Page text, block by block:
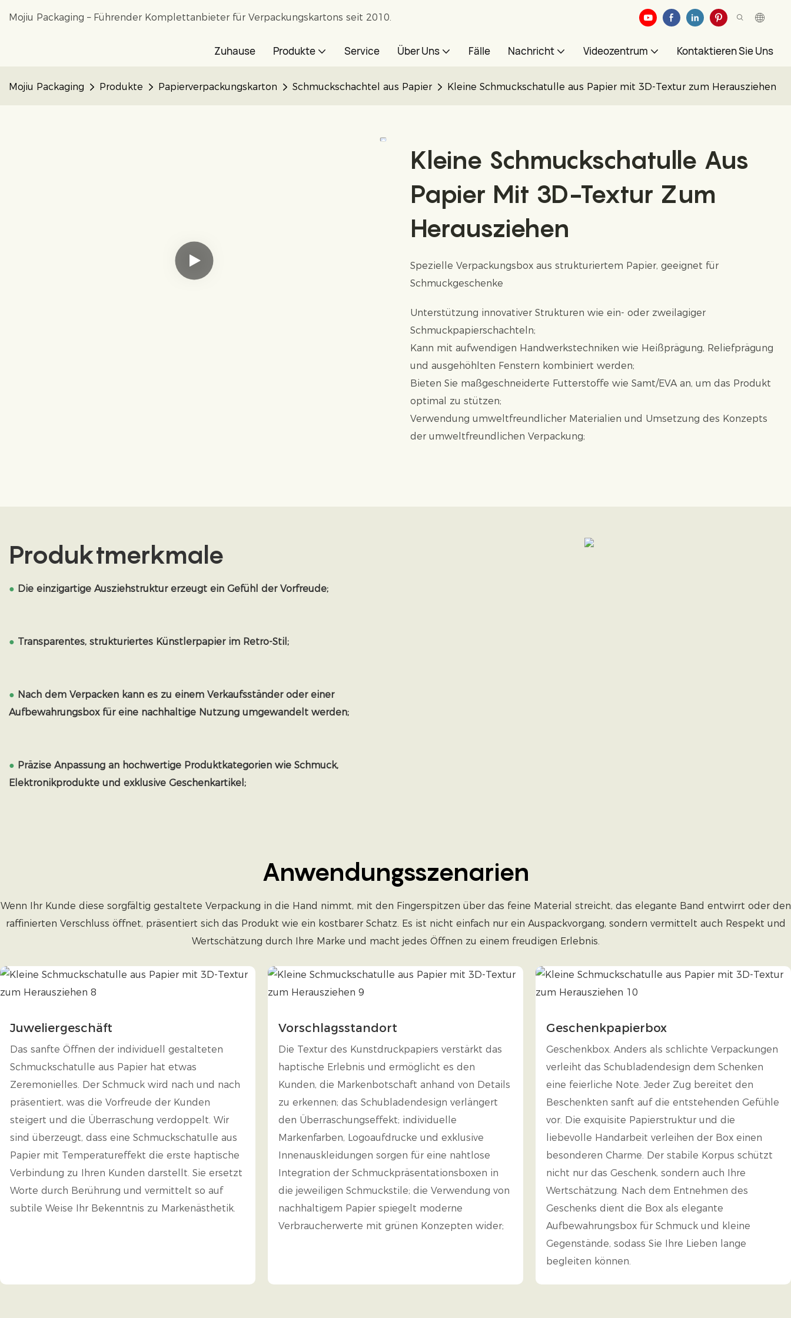
Mojiu Packaging – Führender Komplettanbieter für Verpackungskartons seit 2010.
Zuhause Produkte Service Über Uns Fälle Nachricht Videozentrum Kontaktieren Sie Uns
Mojiu Packaging Produkte Papierverpackungskarton Schmuckschachtel aus Papier Kleine Schmuckschatulle aus Papier mit 3D-Textur zum Herausziehen
Kleine Schmuckschatulle Aus
Papier Mit 3D-Textur Zum
Herausziehen
Spezielle Verpackungsbox aus strukturiertem Papier, geeignet für
Schmuckgeschenke
Unterstützung innovativer Strukturen wie ein- oder zweilagiger
Schmuckpapierschachteln;
Kann mit aufwendigen Handwerkstechniken wie Heißprägung, Reliefprägung
und ausgehöhlten Fenstern kombiniert werden;
Bieten Sie maßgeschneiderte Futterstoffe wie Samt/EVA an, um das Produkt
optimal zu stützen;
Verwendung umweltfreundlicher Materialien und Umsetzung des Konzepts
der umweltfreundlichen Verpackung;
Produktmerkmale
● Die einzigartige Ausziehstruktur erzeugt ein Gefühl der Vorfreude;
● Transparentes, strukturiertes Künstlerpapier im Retro-Stil;
● Nach dem Verpacken kann es zu einem Verkaufsständer oder einer
Aufbewahrungsbox für eine nachhaltige Nutzung umgewandelt werden;
● Präzise Anpassung an hochwertige Produktkategorien wie Schmuck,
Elektronikprodukte und exklusive Geschenkartikel;
Anwendungsszenarien
Wenn Ihr Kunde diese sorgfältig gestaltete Verpackung in die Hand nimmt, mit den Fingerspitzen über das feine Material streicht, das elegante Band entwirrt oder den
raffinierten Verschluss öffnet, präsentiert sich das Produkt wie ein kostbarer Schatz. Es ist nicht einfach nur ein Auspackvorgang, sondern vermittelt auch Respekt und
Wertschätzung durch Ihre Marke und macht jedes Öffnen zu einem freudigen Erlebnis.
Juweliergeschäft
Das sanfte Öffnen der individuell gestalteten
Schmuckschatulle aus Papier hat etwas
Zeremonielles. Der Schmuck wird nach und nach
präsentiert, was die Vorfreude der Kunden
steigert und die Überraschung verdoppelt. Wir
sind überzeugt, dass eine Schmuckschatulle aus
Papier mit Temperatureffekt die erste haptische
Verbindung zu Ihren Kunden darstellt. Sie ersetzt
Worte durch Berührung und vermittelt so auf
subtile Weise Ihr Bekenntnis zu Markenästhetik.
Vorschlagsstandort
Die Textur des Kunstdruckpapiers verstärkt das
haptische Erlebnis und ermöglicht es den
Kunden, die Markenbotschaft anhand von Details
zu erkennen; das Schubladendesign verlängert
den Überraschungseffekt; individuelle
Markenfarben, Logoaufdrucke und exklusive
Innenauskleidungen sorgen für eine nahtlose
Integration der Schmuckpräsentationsboxen in
die jeweiligen Schmuckstile; die Verwendung von
nachhaltigem Papier spiegelt moderne
Verbraucherwerte mit grünen Konzepten wider;
Geschenkpapierbox
Geschenkbox. Anders als schlichte Verpackungen
verleiht das Schubladendesign dem Schenken
eine feierliche Note. Jeder Zug bereitet den
Beschenkten sanft auf die entstehenden Gefühle
vor. Die exquisite Papierstruktur und die
liebevolle Handarbeit verleihen der Box einen
besonderen Charme. Der stabile Korpus schützt
nicht nur das Geschenk, sondern auch Ihre
Wertschätzung. Nach dem Entnehmen des
Geschenks dient die Box als elegante
Aufbewahrungsbox für Schmuck und kleine
Gegenstände, sodass Sie Ihre Lieben lange
begleiten können.